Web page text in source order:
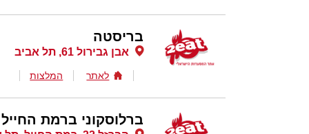
בריסטה
אבן גבירול 61, תל אביב
לאתר המלצות
ברלוסקוני ברמת החייל